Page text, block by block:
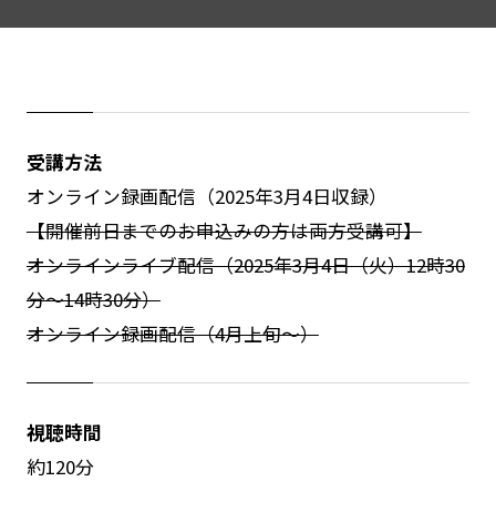
受講方法
オンライン録画配信（2025年3月4日収録）
【開催前日までのお申込みの方は両方受講可】
オンラインライブ配信（2025年3月4日（火）12時30
分～14時30分）
オンライン録画配信（4月上旬～）
視聴時間
約120分